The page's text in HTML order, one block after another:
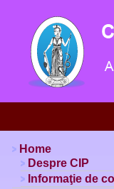
Home
Despre CIP
Informaţie de